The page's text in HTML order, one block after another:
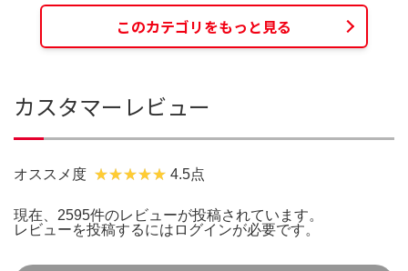
このカテゴリをもっと見る
カスタマーレビュー
オススメ度 4.5点
現在、2595件のレビューが投稿されています。
レビューを投稿するには ログインが必要です。